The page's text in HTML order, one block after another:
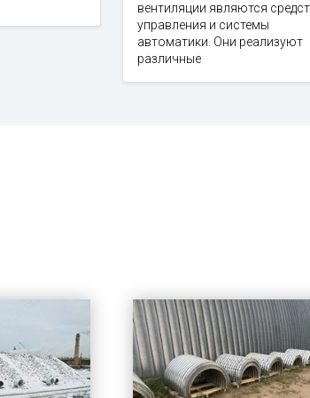
вентиляции являются
управления и системы
автоматики. Они реализуют
различные